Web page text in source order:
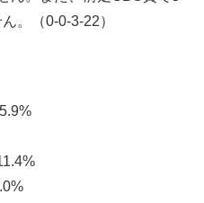
。（0-0-3-22）